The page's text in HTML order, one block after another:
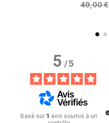
49,00 €
5/5
Basé sur 1 avis soumis à un